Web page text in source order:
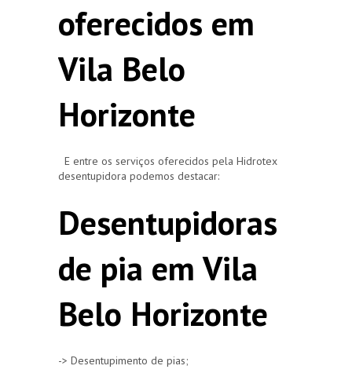
oferecidos em
Vila Belo
Horizonte
E entre os serviços oferecidos pela Hidrotex
desentupidora podemos destacar:
Desentupidoras
de pia em Vila
Belo Horizonte
-> Desentupimento de pias;